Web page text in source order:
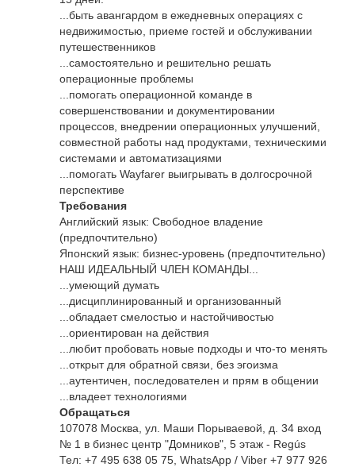
...быть авангардом в ежедневных операциях с
недвижимостью, приеме гостей и обслуживании
путешественников
...самостоятельно и решительно решать
операционные проблемы
...помогать операционной команде в
совершенствовании и документировании
процессов, внедрении операционных улучшений,
совместной работы над продуктами, техническими
системами и автоматизациями
...помогать Wayfarer выигрывать в долгосрочной
перспективе
Требования
Английский язык: Свободное владение
(предпочтительно)
Японский язык: бизнес-уровень (предпочтительно)
НАШ ИДЕАЛЬНЫЙ ЧЛЕН КОМАНДЫ...
...умеющий думать
...дисциплинированный и организованный
...обладает смелостью и настойчивостью
...ориентирован на действия
...любит пробовать новые подходы и что-то менять
...открыт для обратной связи, без эгоизма
...аутентичен, последователен и прям в общении
...владеет технологиями
Обращаться
107078 Москва, ул. Маши Порываевой, д. 34 вход
№ 1 в бизнес центр "Домников", 5 этаж - Regús
Тел: +7 495 638 05 75, WhatsApp / Viber +7 977 926